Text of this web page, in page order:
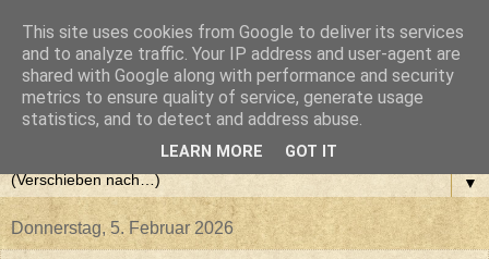
▼
Donnerstag, 5. Februar 2026
This site uses cookies from Google to deliver its services
and to analyze traffic. Your IP address and user-agent are
shared with Google along with performance and security
metrics to ensure quality of service, generate usage
statistics, and to detect and address abuse.
LEARN MORE GOT IT